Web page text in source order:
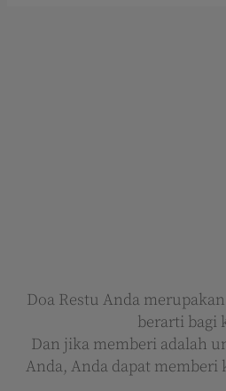
Doa Restu Anda
berarti bagi
Dan jika memberi adalah
Anda, Anda dapat memberi